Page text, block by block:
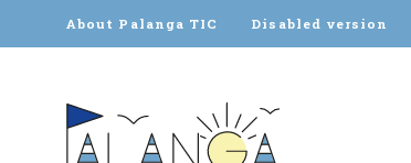
About Palanga TIC Disabled version